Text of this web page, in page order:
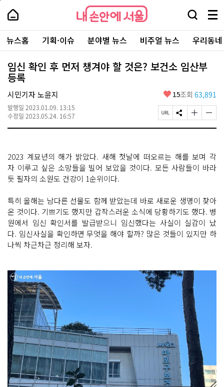
본
로
가
내
손
안
에
서
울
-
서
울
시
대
표
소
통
포
내
손
에
울
검
창
열
기
메
뉴
전
체
보
주
요
서
뉴스홈 기획·이슈 분야별 뉴스 비주얼 뉴스 우리동
임신 확인 후 먼저 챙겨야 할 것은? 보건소 임산부
등록
시민기자 노윤지
발행일 2023.01.09. 13:15
수정일 2023.05.24. 16:57
좋
요
15조회 63,891
페
이
L
복
S
N
유
하
기
글
자
게
변
글
자
작
게
변
경
2023 계묘년의 해가 밝았다. 새해 첫날에 떠오르는 해를 보며 각
자 이루고 싶은 소망들을 빌어 보았을 것이다. 모든 사람들이 바라
듯 필자의 소원도 건강이 1순위이다.
특히 올해는 남다른 선물도 함께 받았는데 바로 새로운 생명이 찾아
온 것이다. 기쁘기도 했지만 갑작스러운 소식에 당황하기도 했다. 병
원에서 임신 확인서를 발급받으니 임신했다는 사실이 실감이 났
다. 임신사실을 확인하면 무엇을 해야 할까? 많은 것들이 있지만 하
나씩 차근차근 정리해 보자.
페
상
단
로